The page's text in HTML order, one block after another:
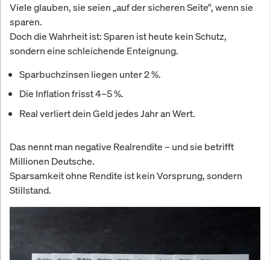
Viele glauben, sie seien „auf der sicheren Seite“, wenn sie
sparen.
Doch die Wahrheit ist: Sparen ist heute kein Schutz,
sondern eine schleichende Enteignung.
Sparbuchzinsen liegen unter 2 %.
Die Inflation frisst 4–5 %.
Real verliert dein Geld jedes Jahr an Wert.
Das nennt man negative Realrendite – und sie betrifft
Millionen Deutsche.
Sparsamkeit ohne Rendite ist kein Vorsprung, sondern
Stillstand.